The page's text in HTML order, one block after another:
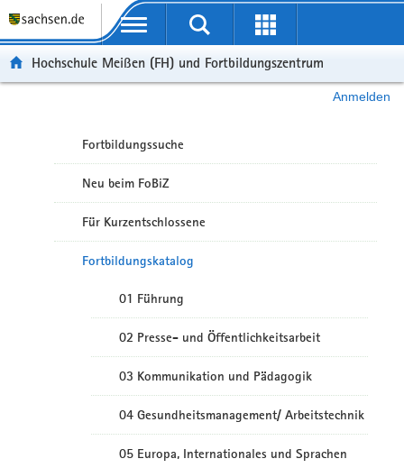
Portalübergreifende Navigation
Hochschule Meißen (FH) und Fortbildungszentrum
Anmelden
Fortbildungssuche
Neu beim FoBiZ
Für Kurzentschlossene
Fortbildungskatalog
01 Führung
02 Presse- und Öffentlichkeitsarbeit
03 Kommunikation und Pädagogik
04 Gesundheitsmanagement/ Arbeitstechnik
05 Europa, Internationales und Sprachen